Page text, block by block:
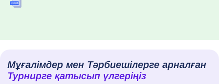
Мұғалімдер мен Тәрбиешілерге арналған
Турнирге қатысып үлгеріңіз